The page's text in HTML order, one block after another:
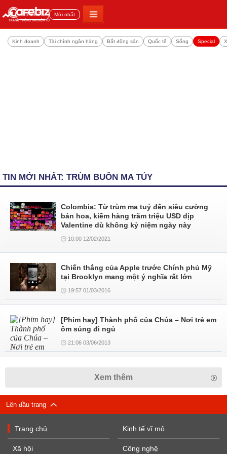
Đọc nhiều Mới nhất
Kinh doanh Tài chính ngân hàng Bất động sản Quốc tế Sống Special
TIN MỚI NHẤT: TRÙM BUÔN MA TÚY
Colombia: Từ trùm ma tuý đến siêu cường
bán hoa, kiếm hàng trăm triệu USD dịp
Valentine dù không kỷ niệm ngày này
10:00 12/02/2021
Chiến thắng của Apple trước Chính phủ Mỹ
tại Brooklyn mang một ý nghĩa rất lớn
19:57 01/03/2016
[Phim hay] Thành phố của Chúa – Nơi trẻ em
ôm súng đi ngủ
21:06 03/06/2013
Xem thêm
Lên đầu trang
Trang chủ
Xã hội
Kinh tế vĩ mô
Công nghệ